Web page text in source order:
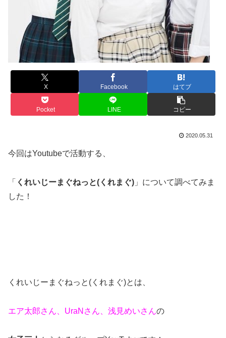
X Facebook はてブ
Pocket LINE コピー
2020.05.31
今回はYoutubeで活動する、
「 くれいじーまぐねっと(くれまぐ) 」について調べてみま
した！
くれいじーまぐねっと(くれまぐ)とは、
エア太郎さん、UraNさん、浅見めいさんの